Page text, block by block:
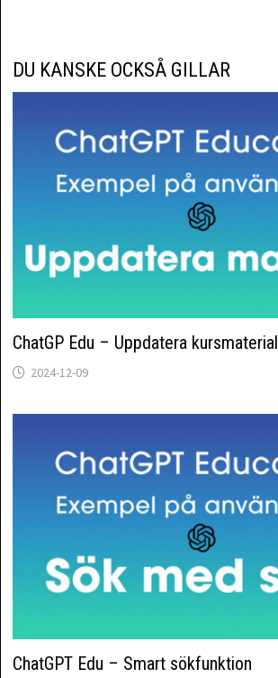
DU KANSKE OCKSÅ GILLAR
ChatGP Edu – Uppdatera kursmaterial
2024-12-09
ChatGPT Edu – Smart sökfunktion